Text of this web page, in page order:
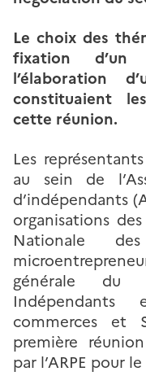
Le choix des
fixation d’un
l’élaboration
constituaient
cette réunion.
Les
au sein de
d’indépendants
organisations
Nationale
générale du
commerces et
première
par l’ARPE pour